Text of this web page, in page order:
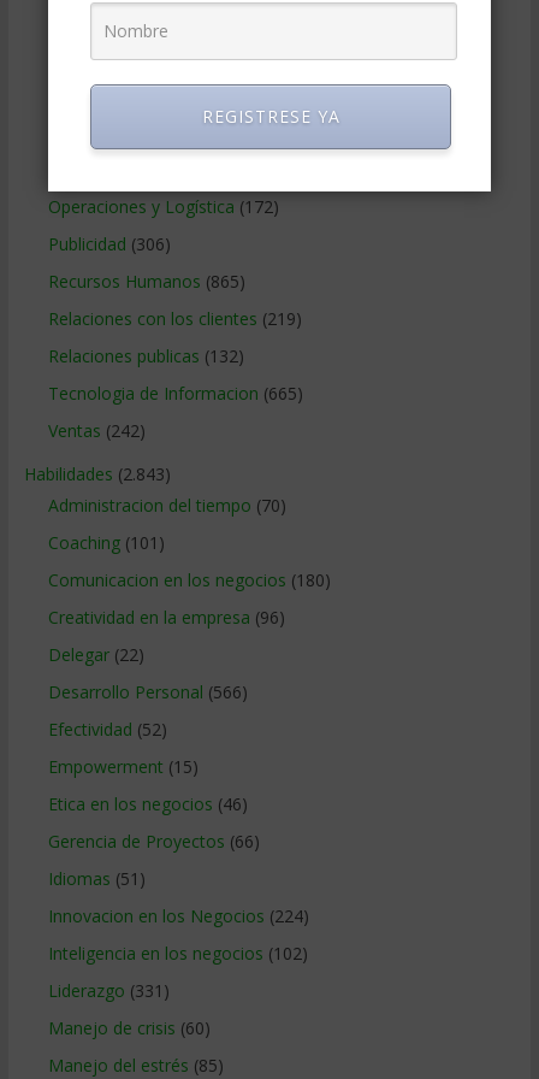
Marketing
(988)
Marketing Digital(247)
Métodos Gerenciales
Operaciones y Logística (172)
Publicidad (306)
Recursos Humanos (865)
Relaciones con los clientes (219)
Relaciones publicas (132)
Tecnologia de Informacion (665)
Ventas (242)
Habilidades (2.843)
Administracion del tiempo (70)
Coaching(101)
Comunicacion en los negocios (180)
Creatividad en la empresa (96)
Delegar(22)
Desarrollo Personal (566)
Efectividad (52)
Empowerment (15)
Etica en los negocios (46)
Gerencia de Proyectos (66)
Idiomas (51)
Innovacion en los Negocios (224)
Inteligencia en los negocios (102)
Liderazgo (331)
Manejo de crisis (60)
Manejo del estrés (85)
REGISTRESE YA